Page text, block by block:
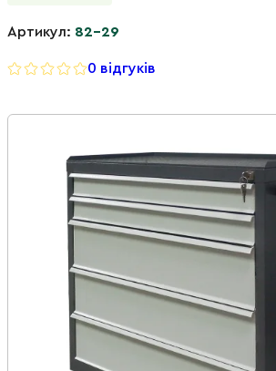
Артикул: 82-29
0 відгуків